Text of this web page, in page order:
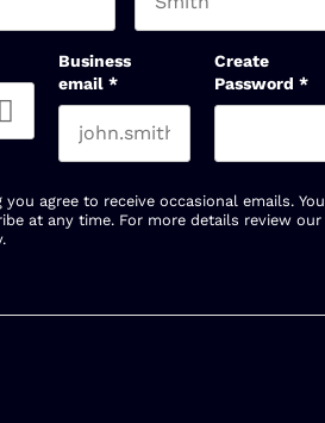
Business
email *
Create
Password *
you agree to receive occasional emails. You
at any time. For more details review our
.